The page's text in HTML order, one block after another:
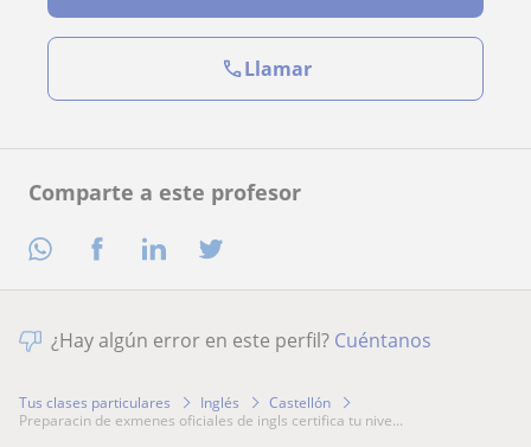
Comparte a este profesor
Llamar
¿Hay algún error en este perfil? Cuéntanos
Tus clases particulares Inglés
Castellón
preparacin de exmenes oficiales de ingls certifica tu nive...